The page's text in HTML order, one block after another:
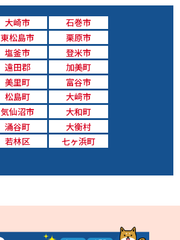
大崎市
石巻市
東松島市
栗原市
塩釜市
登米市
遠田郡
加美町
美里町
富谷市
松島町
大﨑市
気仙沼市
大和町
涌谷町
大衡村
若林区
七ヶ浜町